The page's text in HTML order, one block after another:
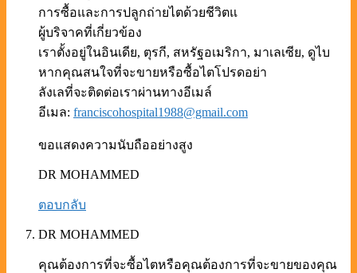
การซื้อและการปลูกถ่ายไตด้วยชีวิตแ
ผู้บริจาคที่เกี่ยวข้อง
เราตั้งอยู่ในอินเดีย, ตุรกี, สหรัฐอเมริกา, มาเลเซีย, ดูไบ
หากคุณสนใจที่จะขายหรือซื้อไตโปรดอย่า
ลังเลที่จะติดต่อเราผ่านทางอีเมล์
อีเมล: franciscohospital1988@gmail.com
ขอแสดงความนับถืออย่างสูง
DR MOHAMMED
ตอบกลับ
DR MOHAMMED
คุณต้องการที่จะซื้อไตหรือคุณต้องการที่จะขายของคุณ